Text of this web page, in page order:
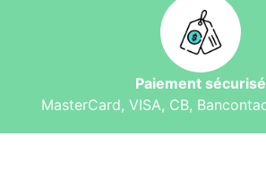
Paiement sécurisé
MasterCard, VISA, CB,